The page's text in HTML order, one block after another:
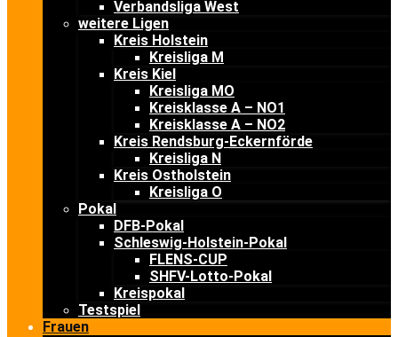
Verbandsliga West
weitere Ligen
Kreis Holstein
Kreisliga M
Kreis Kiel
Kreisliga MO
Kreisklasse A – NO1
Kreisklasse A – NO2
Kreis Rendsburg-Eckernförde
Kreisliga N
Kreis Ostholstein
Kreisliga O
Pokal
DFB-Pokal
Schleswig-Holstein-Pokal
FLENS-CUP
SHFV-Lotto-Pokal
Kreispokal
Testspiel
Frauen